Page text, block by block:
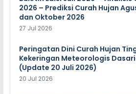
2026 – Prediksi Curah Hujan
dan Oktober 2026
27 Jul 2026
Peringatan Dini Curah Hujan
Kekeringan Meteorologis
(Update 20 Juli 2026)
20 Jul 2026